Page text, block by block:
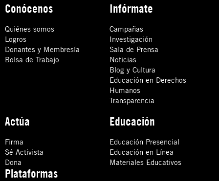
Conócenos
Quiénes somos
Logros
Donantes y Membresía
Bolsa de Trabajo
Infórmate
Campañas
Investigación
Sala de Prensa
Noticias
Blog y Cultura
Educación en Derechos
Humanos
Transparencia
Actúa
Firma
Sé Activista
Dona
Educación
Educación Presencial
Educación en Línea
Materiales Educativos
Plataformas